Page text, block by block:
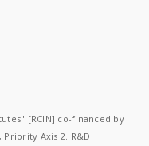
[RCIN] co-financed by
Axis 2. R&D